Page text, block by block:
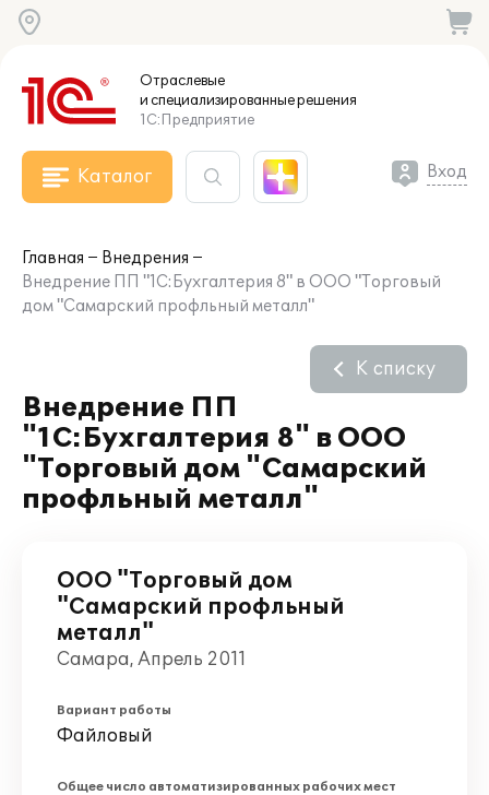
Отраслевые
и специализированныерешения
1С:Предприятие
Каталог Вход
Главная
Внедрения
Внедрение ПП "1С:Бухгалтерия 8" в ООО "Торговый
дом "Самарский профльный металл"
Внедрение ПП
"1С:Бухгалтерия 8" в ООО
"Торговый дом "Самарский
профльный металл"
К списку
ООО "Торговый дом
"Самарский профльный
металл"
Самара, Апрель 2011
Вариант работы
Файловый
Общее число автоматизированных рабочих мест